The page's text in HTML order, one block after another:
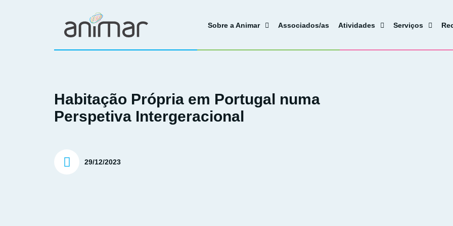
Sobre a Animar Associados/as Atividades Serviços
Habitação Própria em Portugal numa
Perspetiva Intergeracional
29/12/2023